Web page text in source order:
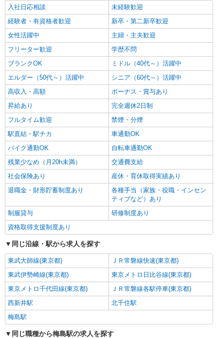
入社日応相談
未経験歓迎
経験者・有資格者歓迎
新卒・第二新卒歓迎
女性活躍中
主婦・主夫歓迎
フリーター歓迎
学歴不問
ブランクOK
ミドル（40代～）活躍中
エルダー（50代～）活躍中
シニア（60代～）活躍中
高収入・高額
ボーナス・賞与あり
昇給あり
完全週休2日制
フルタイム歓迎
禁煙・分煙
駅直結・駅チカ
車通勤OK
バイク通勤OK
自転車通勤OK
残業少なめ（月20h未満）
交通費支給
社会保険あり
産休・育休取得実績あり
退職金・財形貯蓄制度あり
各種手当（家族・役職・インセン
ティブなど）あり
制服貸与
研修制度あり
資格取得支援制度あり
同じ沿線・駅から求人を探す
東武大師線(東京都)
ＪＲ常磐線快速(東京都)
東武伊勢崎線(東京都)
東京メトロ日比谷線(東京都)
東京メトロ千代田線(東京都)
ＪＲ常磐線各駅停車(東京都)
西新井駅
北千住駅
梅島駅
同じ職種から梅島駅の求人を探す